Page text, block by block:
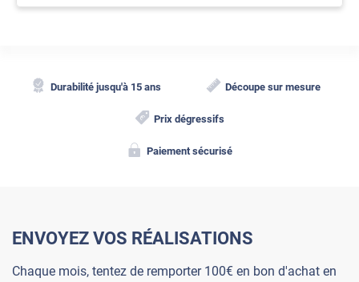
Durabilité jusqu'à 15 ans Découpe sur mesure
Prix dégressifs
Paiement sécurisé
ENVOYEZ VOS RÉALISATIONS
Chaque mois, tentez de remporter 100€ en bon d'achat en